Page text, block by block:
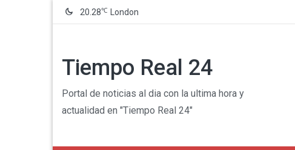
20.28℃ London
Tiempo Real 24
Portal de noticias al dia con la ultima hora y
actualidad en "Tiempo Real 24"